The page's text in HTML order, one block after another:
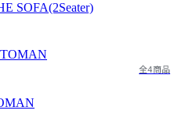
SOFA(2Seater)
全4商品